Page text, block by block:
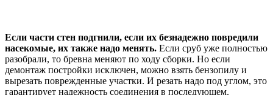
Если части стен подгнили, если их безнадежно повредили
насекомые, их также надо менять. Если сруб уже полностью
разобрали, то бревна меняют по ходу сборки. Но если
демонтаж постройки исключен, можно взять бензопилу и
вырезать поврежденные участки. И резать надо под углом, это
гарантирует надежность соединения в последующем.